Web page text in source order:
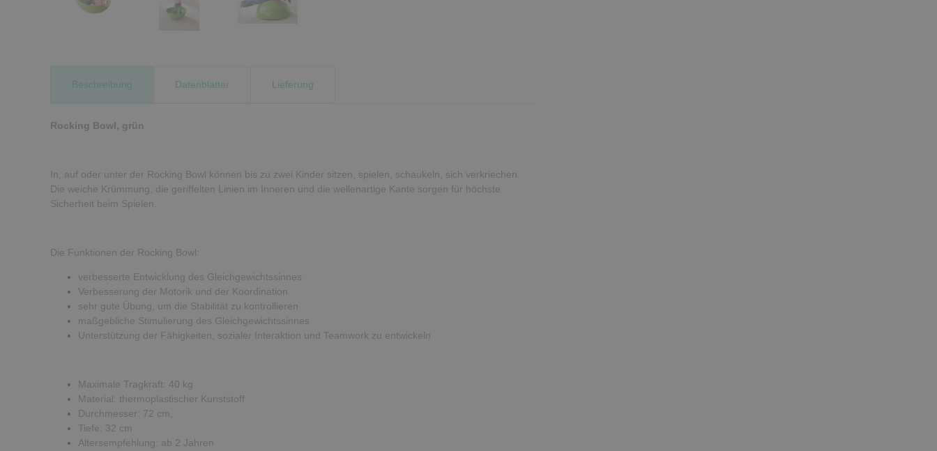
Beschreibung Datenblätter Lieferung
Rocking Bowl, grün
In, auf oder unter der Rocking Bowl können bis zu zwei Kinder sitzen, spielen, schaukeln, sich verkriechen.
Die weiche Krümmung, die geriffelten Linien im Inneren und die wellenartige Kante sorgen für höchste
Sicherheit beim Spielen.
Die Funktionen der Rocking Bowl:
verbesserte Entwicklung des Gleichgewichtssinnes
Verbesserung der Motorik und der Koordination
sehr gute Übung, um die Stabilität zu kontrollieren
maßgebliche Stimulierung des Gleichgewichtssinnes
Unterstützung der Fähigkeiten, sozialer Interaktion und Teamwork zu entwickeln
Maximale Tragkraft: 40 kg
Material: thermoplastischer Kunststoff
Durchmesser: 72 cm,
Tiefe: 32 cm
Altersempfehlung: ab 2 Jahren